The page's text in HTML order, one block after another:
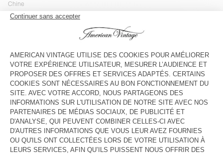
Chine
Lundi
10:00 - 22:00
Mardi
10:00 - 22:00
Mercredi
10:00 - 22:00
Jeudi
10:00 - 22:00
Vendredi
10:00 - 22:00
Samedi
10:00 - 22:00
Dimanche
10:00 - 22:00
CONTACT